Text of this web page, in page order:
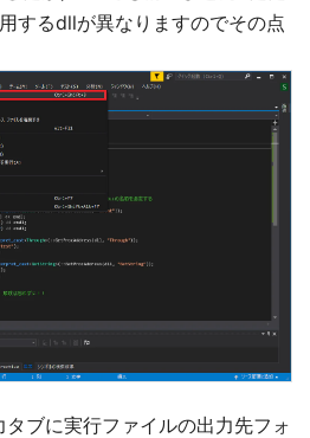
するdllが異なりますのでその点
ブに実行ファイルの出力先フォ